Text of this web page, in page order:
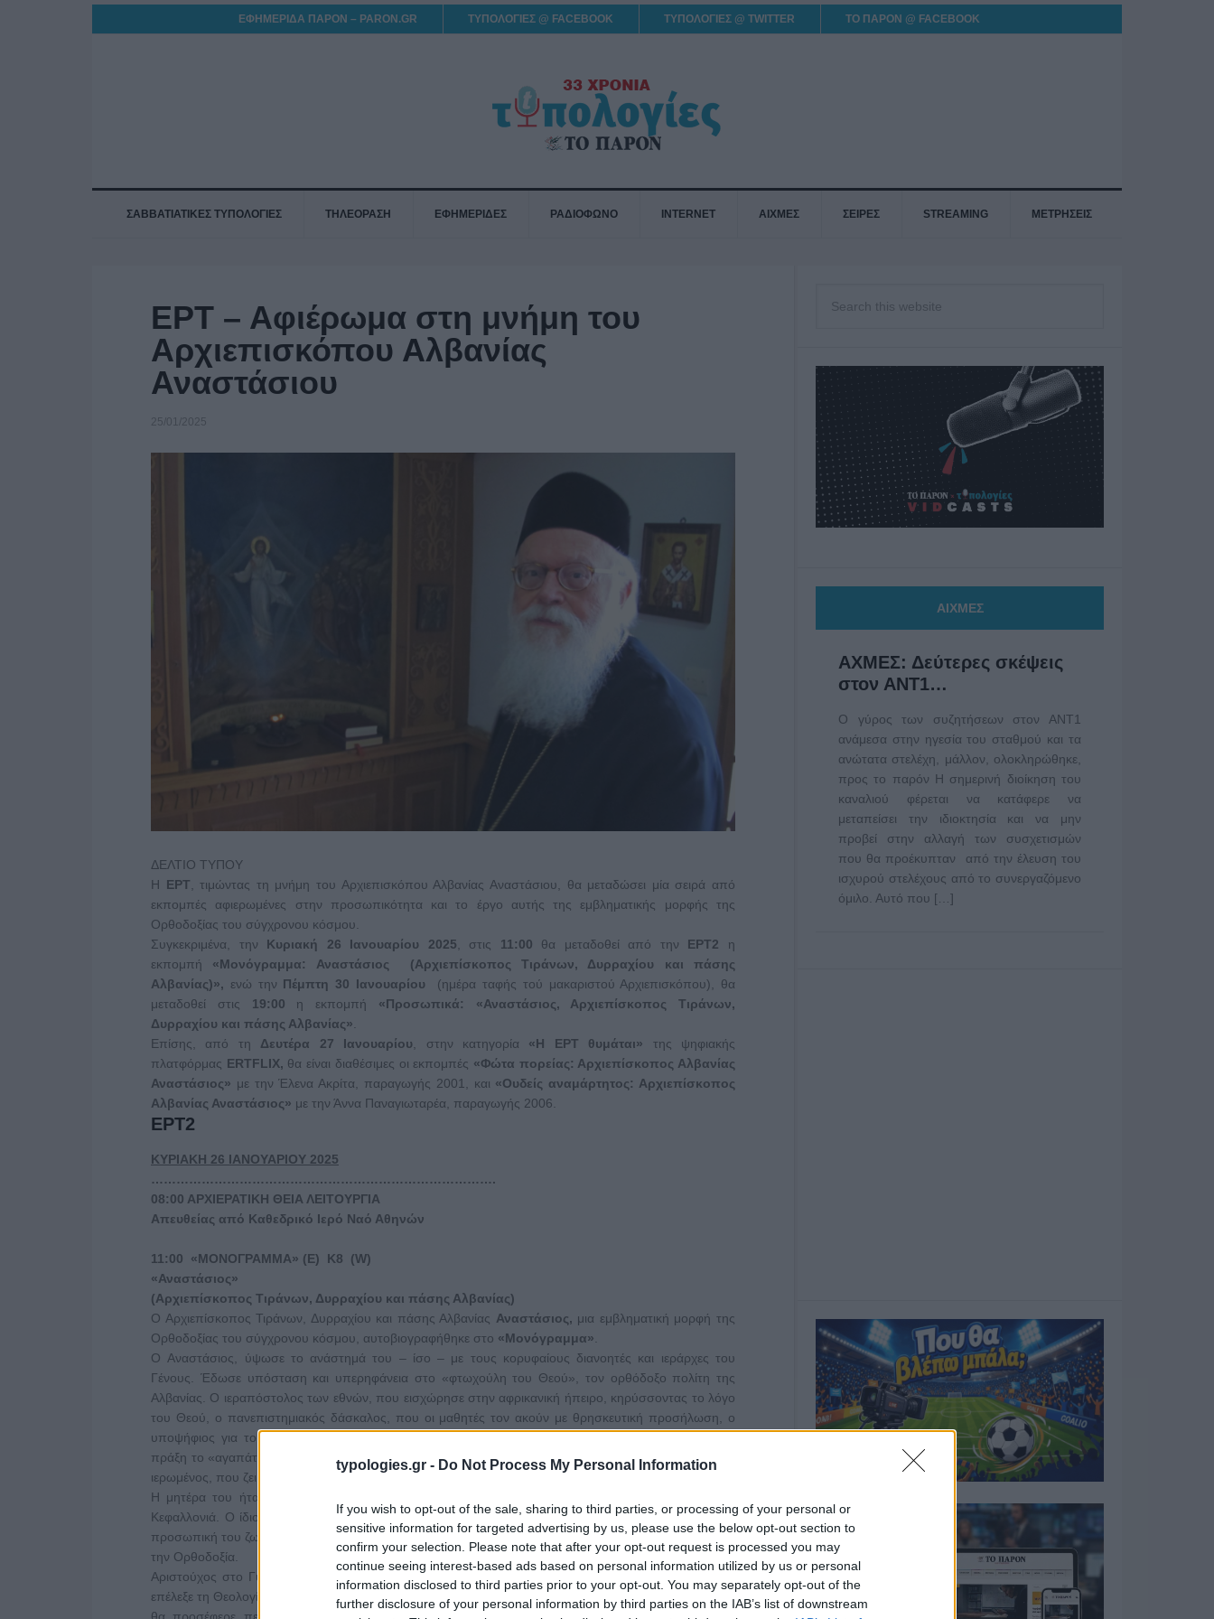
typologies.gr - Do Not Process My Personal Information
If you wish to opt-out of the sale, sharing to third parties, or processing of your personal or
sensitive information for targeted advertising by us, please use the below opt-out section to
confirm your selection. Please note that after your opt-out request is processed you may
continue seeing interest-based ads based on personal information utilized by us or personal
information disclosed to third parties prior to your opt-out. You may separately opt-out of the
further disclosure of your personal information by third parties on the IAB’s list of downstream
ΕΦΗΜΕΡΙΔΑ ΠΑΡΟΝ – PARON.GR ΤΥΠΟΛΟΓΙΕΣ @ FACEBOOK ΤΥΠΟΛΟΓΙΕΣ @ TWITTER ΤΟ ΠΑΡΟΝ @ FACEBOOK
ΣΑΒΒΑΤΙΑΤΙΚΕΣ ΤΥΠΟΛΟΓΙΕΣ ΤΗΛΕΟΡΑΣΗ ΕΦΗΜΕΡΙΔΕΣ ΡΑΔΙΟΦΩΝΟ INTERNET ΑΙΧΜΕΣ ΣΕΙΡΕΣ STREAMING ΜΕΤΡΗΣΕΙΣ
ΕΡΤ – Αφιέρωμα στη μνήμη του
Αρχιεπισκόπου Αλβανίας
Αναστάσιου
25/01/2025
ΔΕΛΤΙΟ ΤΥΠΟΥ
Η ΕΡΤ , τιμώντας τη μνήμη του Αρχιεπισκόπου Αλβανίας Αναστάσιου, θα μεταδώσει μία σειρά από
εκπομπές αφιερωμένες στην προσωπικότητα και το έργο αυτής της εμβληματικής μορφής της
Ορθοδοξίας του σύγχρονου κόσμου.
Συγκεκριμένα, την Κυριακή 26 Ιανουαρίου 2025 , στις 11:00 θα μεταδοθεί από την ΕΡΤ2 η
εκπομπή «Μονόγραμμα: Αναστάσιος (Αρχιεπίσκοπος Τιράνων, Δυρραχίου και πάσης
Αλβανίας)», ενώ την Πέμπτη 30 Ιανουαρίου (ημέρα ταφής τού μακαριστού Αρχιεπισκόπου), θα
μεταδοθεί στις 19:00 η εκπομπή «Προσωπικά: «Αναστάσιος, Αρχιεπίσκοπος Τιράνων,
Δυρραχίου και πάσης Αλβανίας»
Επίσης, από τη Δευτέρα 27 Ιανουαρίου , στην κατηγορία «Η ΕΡΤ θυμάται» της ψηφιακής
πλατφόρμας ERTFLIX, θα είναι διαθέσιμες οι εκπομπές «Φώτα πορείας: Αρχιεπίσκοπος Αλβανίας
Αναστάσιος» με την Έλενα Ακρίτα, παραγωγής 2001, και «Ουδείς αναμάρτητος: Αρχιεπίσκοπος
Αλβανίας Αναστάσιος» με την Άννα Παναγιωταρέα, παραγωγής 2006.
ΕΡΤ2
ΚΥΡΙΑΚΗ 26 ΙΑΝΟΥΑΡΙΟΥ 2025
……………………………………………………………………….
08:00 ΑΡΧΙΕΡΑΤΙΚΗ ΘΕΙΑ ΛΕΙΤΟΥΡΓΙΑ
Aπευθείας από Καθεδρικό Ιερό Ναό Αθηνών
11:00 «ΜΟΝΟΓΡΑΜΜΑ» (Ε) Κ8 (W)
«Αναστάσιος»
(Αρχιεπίσκοπος Τιράνων, Δυρραχίου και πάσης Αλβανίας)
Ο Αρχιεπίσκοπος Τιράνων, Δυρραχίου και πάσης Αλβανίας Αναστάσιος, μια εμβληματική μορφή της
Ορθοδοξίας του σύγχρονου κόσμου, αυτοβιογραφήθηκε στο «Μονόγραμμα»
Ο Αναστάσιος, ύψωσε το ανάστημά του – ίσο – με τους κορυφαίους διανοητές και ιεράρχες του
Γένους. Έδωσε υπόσταση και υπερηφάνεια στο «φτωχούλη του Θεού», τον ορθόδοξο πολίτη της
Αλβανίας. Ο ιεραπόστολος των εθνών, που εισχώρησε στην αφρικανική ήπειρο, κηρύσσοντας το λόγο
του Θεού, ο πανεπιστημιακός δάσκαλος, που οι μαθητές τον ακούν με θρησκευτική προσήλωση, ο
υποψήφιος για το Βραβείο Νόμπελ, ο άνθρωπος που μοχθεί για το συνάνθρωπό του, που έκανε
πράξη το «αγαπάτε αλλήλους» του Χριστού, με τεράστιο έργο στο ενεργητικό του, είναι ένας ταπεινός
ιερωμένος, που ζει ασκητική ζωή, απλός μέσα σε απλούς ανθρώπους .
Η μητέρα του ήταν από την Πρέβεζα, ο πατέρας του από τη Λευκάδα, ο παππούς του από την
Κεφαλλονιά. Ο ίδιος μεγάλωσε στην Πρέβεζα και αργότερα στον Πειραιά. Αποφεύγει να μιλάει για την
προσωπική του ζωή, από ταπεινότητα, ωστόσο περιγράφει με πάθος ό,τι αφορά στους αγώνες του για
την Ορθοδοξία.
Αριστούχος στο Γυμνάσιο, όλοι περίμεναν ότι τα φοιτούσε στο Πολυτεχνείο ή στη Νομική. Ωστόσο,
επέλεξε τη Θεολογία. Δεν είχε σκεφτεί από μικρός ότι θα γινόταν κληρικός. Πίστευε αρχικά ότι ως λαϊκός
θα προσέφερε περισσότερα στην Εκκλησία και πιο αποδοτικά. Η επιλογή αυτή ήρθε μετά από
ΑΙΧΜΕΣ
ΑΧΜΕΣ: Δεύτερες σκέψεις
στον ΑΝΤ1…
Ο γύρος των συζητήσεων στον ΑΝΤ1
ανάμεσα στην ηγεσία του σταθμού και τα
ανώτατα στελέχη, μάλλον, ολοκληρώθηκε,
προς το παρόν Η σημερινή διοίκηση του
καναλιού φέρεται να κατάφερε να
μεταπείσει την ιδιοκτησία και να μην
προβεί στην αλλαγή των συσχετισμών
που θα προέκυπταν από την έλευση του
ισχυρού στελέχους από το συνεργαζόμενο
όμιλο. Αυτό που […]